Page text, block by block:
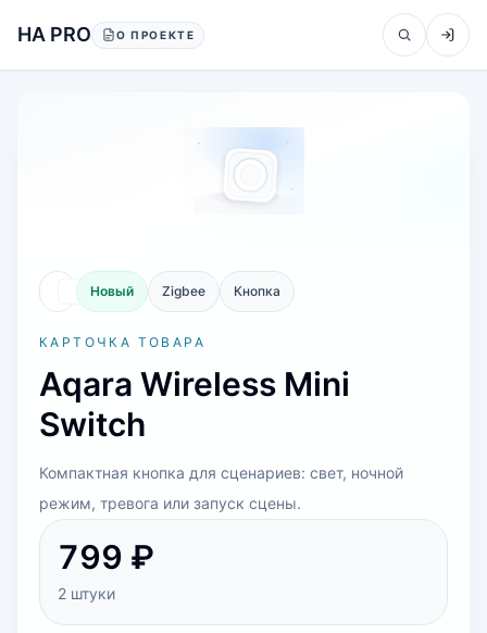
HA PRO О ПРОЕКТЕ
Новый Zigbee Кнопка
КАРТОЧКА ТОВАРА
Aqara Wireless Mini
Switch
Компактная кнопка для сценариев: свет, ночной
режим, тревога или запуск сцены.
799 ₽
2 штуки